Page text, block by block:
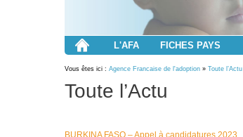
L'AFA FICHES PAYS
Vous êtes ici : Agence Francaise de l'adoption » Toute l’Actu
Toute l’Actu
BURKINA FASO – Appel à candidatures 2023